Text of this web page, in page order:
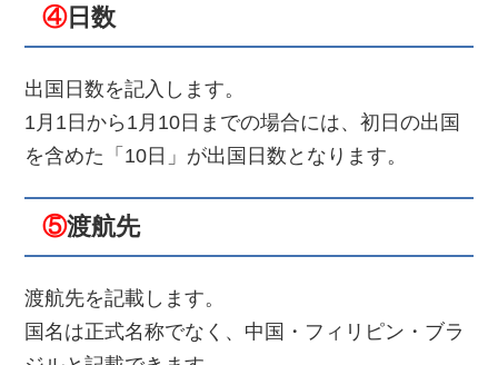
④日数
出国日数を記入します。
1月1日から1月10日までの場合には、初日の出国
を含めた「10日」が出国日数となります。
⑤渡航先
渡航先を記載します。
国名は正式名称でなく、中国・フィリピン・ブラ